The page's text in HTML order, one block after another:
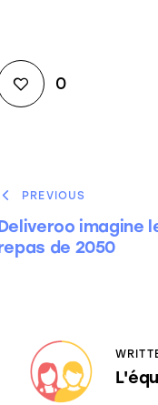
0
PREVIOUS
imagine
de 2050